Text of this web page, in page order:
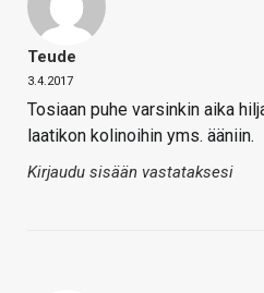
Teude
3.4.2017
Tosiaan puhe varsinkin aika
laatikon kolinoihin yms. ääniin.
Kirjaudu sisään vastataksesi